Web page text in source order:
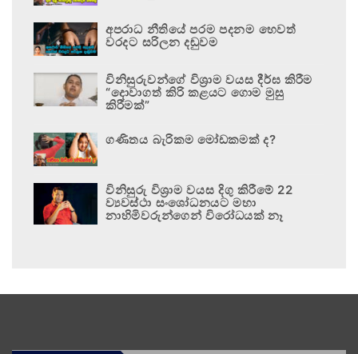
අපරාධ නීතියේ පරම පදනම හෙවත්
වරදට සරිලන දඬුවම
විනිසුරුවන්ගේ විශ්‍රාම වයස දීර්ඝ කිරීම
“දොවාගත් කිරි කළයට ගොම මුසු
කිරීමක්”
ගණිතය බැරිකම මෝඩකමක් ද?
විනිසුරු විශ්‍රාම වයස දිගු කිරීමේ 22
ව්‍යවස්ථා සංශෝධනයට මහා
නාහිමිවරුන්ගෙන් විරෝධයක් නෑ